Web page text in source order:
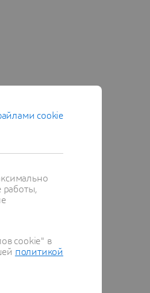
cookie
работы,
cookie" в
политикой